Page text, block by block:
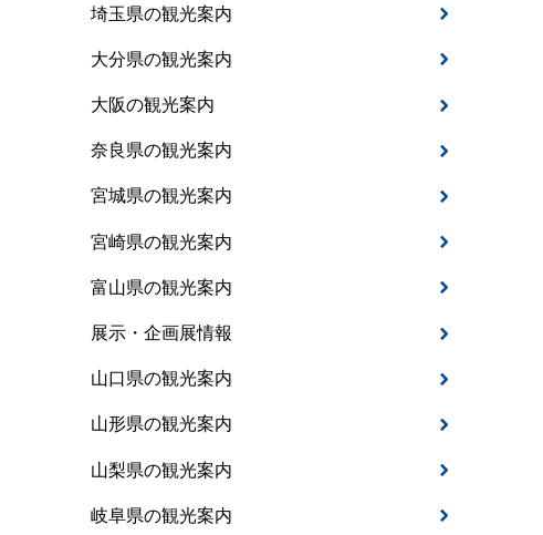
埼玉県の観光案内
大分県の観光案内
大阪の観光案内
奈良県の観光案内
宮城県の観光案内
宮崎県の観光案内
富山県の観光案内
展示・企画展情報
山口県の観光案内
山形県の観光案内
山梨県の観光案内
岐阜県の観光案内